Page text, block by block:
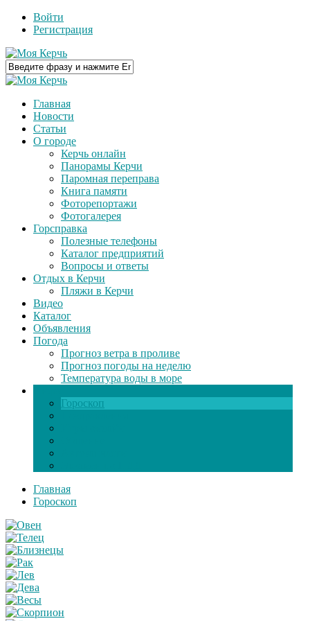
Войти
Регистрация
Главная
Новости
Статьи
О городе
Керчь онлайн
Панорамы Керчи
Паромная переправа
Книга памяти
Фоторепортажи
Фотогалерея
Горсправка
Полезные телефоны
Каталог предприятий
Вопросы и ответы
Отдых в Керчи
Пляжи в Керчи
Видео
Каталог
Объявления
Погода
Прогноз ветра в проливе
Прогноз погоды на неделю
Температура воды в море
Гороскоп
Главная
Гороскоп